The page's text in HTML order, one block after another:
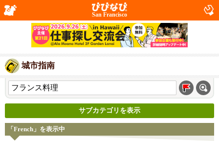
San Francisco
城市指南
サブカテゴリを表示
「French」を表示中